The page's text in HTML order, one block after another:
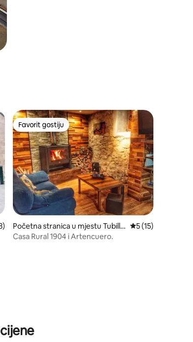
ocjena 4,98 od 5, recenzija: 53
Favorit gostiju
Favorit gostiju
Početna stranica u mjestu Tubilla
del Lago
prosječna ocjena
5 (15)
Casa Rural 1904 i Artencuero.